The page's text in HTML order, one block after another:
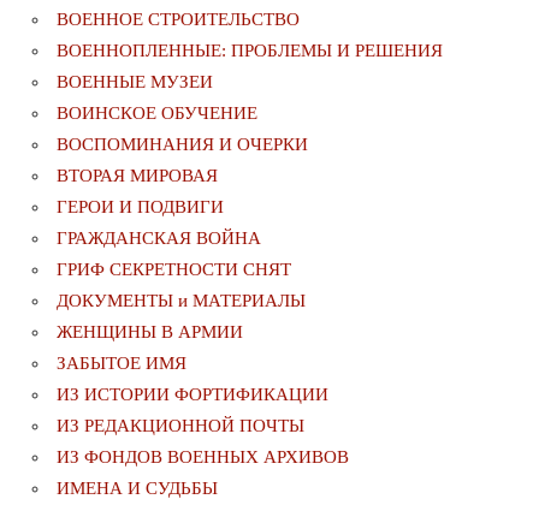
ВОЕННОЕ СТРОИТЕЛЬСТВО
ВОЕННОПЛЕННЫЕ: ПРОБЛЕМЫ И РЕШЕНИЯ
ВОЕННЫЕ МУЗЕИ
ВОИНСКОЕ ОБУЧЕНИЕ
ВОСПОМИНАНИЯ И ОЧЕРКИ
ВТОРАЯ МИРОВАЯ
ГЕРОИ И ПОДВИГИ
ГРАЖДАНСКАЯ ВОЙНА
ГРИФ СЕКРЕТНОСТИ СНЯТ
ДОКУМЕНТЫ и МАТЕРИАЛЫ
ЖЕНЩИНЫ В АРМИИ
ЗАБЫТОЕ ИМЯ
ИЗ ИСТОРИИ ФОРТИФИКАЦИИ
ИЗ РЕДАКЦИОННОЙ ПОЧТЫ
ИЗ ФОНДОВ ВОЕННЫХ АРХИВОВ
ИМЕНА И СУДЬБЫ